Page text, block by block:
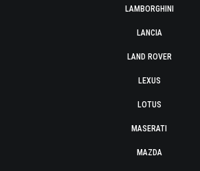
LAMBORGHINI
LANCIA
LAND ROVER
LEXUS
LOTUS
MASERATI
MAZDA